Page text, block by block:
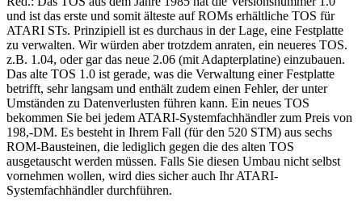
und ist das erste und somit älteste auf ROMs erhältliche TOS für
ATARI STs. Prinzipiell ist es durchaus in der Lage, eine Festplatte
zu verwalten. Wir würden aber trotzdem anraten, ein neueres TOS.
z.B. 1.04, oder gar das neue 2.06 (mit Adapterplatine) einzubauen.
Das alte TOS 1.0 ist gerade, was die Verwaltung einer Festplatte
betrifft, sehr langsam und enthält zudem einen Fehler, der unter
Umständen zu Datenverlusten führen kann. Ein neues TOS
bekommen Sie bei jedem ATARI-Systemfachhändler zum Preis von
198,-DM. Es besteht in Ihrem Fall (für den 520 STM) aus sechs
ROM-Bausteinen, die lediglich gegen die des alten TOS
ausgetauscht werden müssen. Falls Sie diesen Umbau nicht selbst
vornehmen wollen, wird dies sicher auch Ihr ATARI-
Systemfachhändler durchführen.